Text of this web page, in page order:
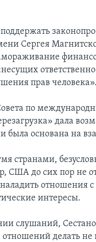
Сергея
прав человека».
по
дала
была основана на
странами,
США до сих пор не
отношения
интересы.
слушаний,
отношений делать